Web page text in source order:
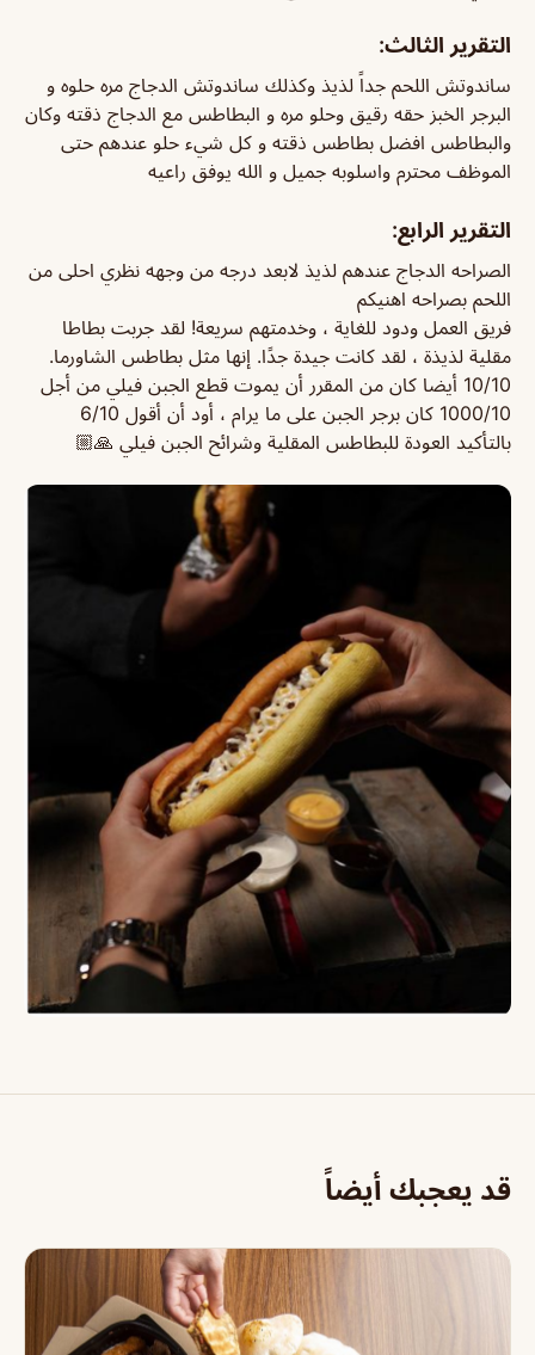
التقرير الثالث:
ساندوتش اللحم جداً لذيذ وكذلك ساندوتش الدجاج مره حلوه و
البرجر الخبز حقه رقيق وحلو مره و البطاطس مع الدجاج ذقته وكان
والبطاطس افضل بطاطس ذقته و كل شيء حلو عندهم حتى
الموظف محترم واسلوبه جميل و الله يوفق راعيه
التقرير الرابع:
الصراحه الدجاج عندهم لذيذ لابعد درجه من وجهه نظري احلى من
اللحم بصراحه اهنيكم
فريق العمل ودود للغاية ، وخدمتهم سريعة! لقد جربت بطاطا
مقلية لذيذة ، لقد كانت جيدة جدًا. إنها مثل بطاطس الشاورما.
10/10 أيضا كان من المقرر أن يموت قطع الجبن فيلي من أجل
1000/10 كان برجر الجبن على ما يرام ، أود أن أقول 6/10
بالتأكيد العودة للبطاطس المقلية وشرائح الجبن فيلي 🙏🏼
قد يعجبك أيضاً